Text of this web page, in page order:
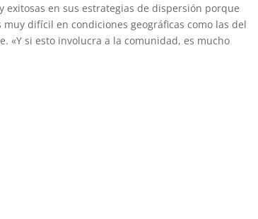
exitosas en sus estrategias de dispersión porque
difícil en condiciones geográficas como las del
«Y si esto involucra a la comunidad, es mucho